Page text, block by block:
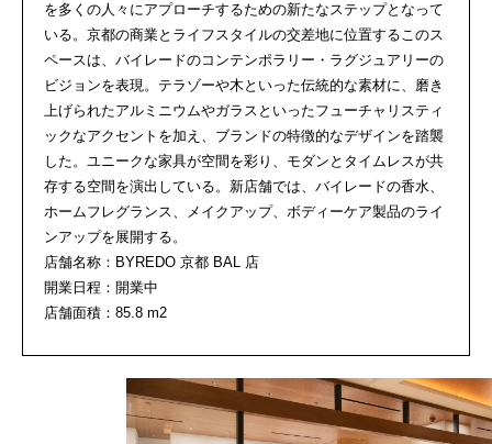
を多くの人々にアプローチするための新たなステップとなって
いる。京都の商業とライフスタイルの交差地に位置するこのス
ペースは、バイレードのコンテンポラリー・ラグジュアリーの
ビジョンを表現。テラゾーや木といった伝統的な素材に、磨き
上げられたアルミニウムやガラスといったフューチャリスティ
ックなアクセントを加え、ブランドの特徴的なデザインを踏襲
した。ユニークな家具が空間を彩り、モダンとタイムレスが共
存する空間を演出している。新店舗では、バイレードの香水、
ホームフレグランス、メイクアップ、ボディーケア製品のライ
ンアップを展開する。
店舗名称：BYREDO 京都 BAL 店
開業日程：開業中
店舗面積：85.8 m2